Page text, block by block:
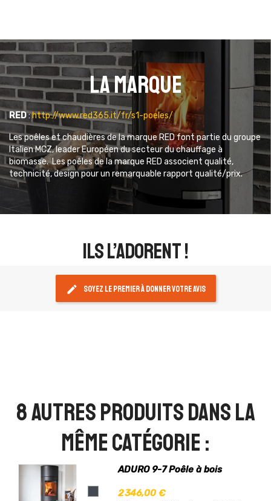
La marque
RED:http://www.red365.it/fr/s1-poeles/
Les poêles et chaudières de la marque RED font partie du groupe
Italien MCZ, leader Européen du secteur du chauffage à
biomasse. Les poêles de la marque RED associent qualité,
technicité, design pour un remarquable rapport qualité/prix.
ils l’adorent !
edit Soyez le premier à donner votre avis
8 autres produits dans la
même catégorie :
ADURO 9-7 Poêle à bois
2 346,00 €